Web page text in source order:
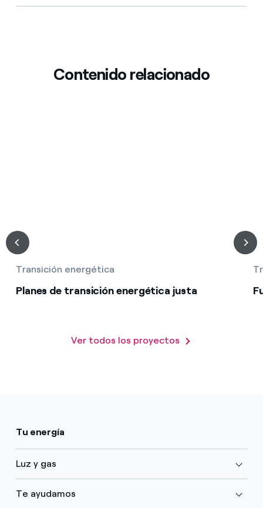
Contenido relacionado
Transición energética
Planes de transición energética justa
Ver todos los proyectos
Tu energía
Luz y gas
Te ayudamos